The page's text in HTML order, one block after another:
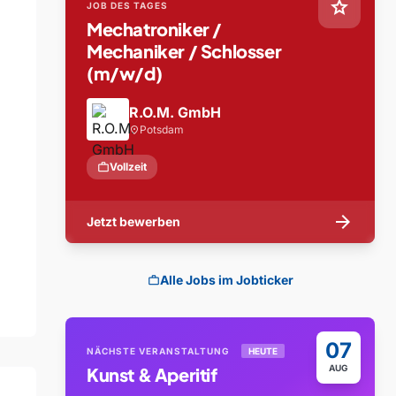
star
JOB DES TAGES
Mechatroniker /
Mechaniker / Schlosser
(m/w/d)
R.O.M. GmbH
location_on Potsdam
workVollzeit
Jetzt bewerben arrow_forward
workAlle Jobs im Jobticker
07
AUG
NÄCHSTE VERANSTALTUNG HEUTE
Kunst & Aperitif